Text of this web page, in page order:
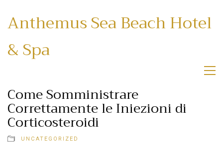
Anthemus Sea Beach Hotel
& Spa
Come Somministrare
Correttamente le Iniezioni di
Corticosteroidi
UNCATEGORIZED